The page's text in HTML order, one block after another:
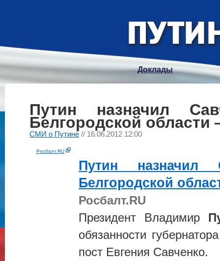
Доклады
Путин назначил
Белгородской области
СМИ о Путине // 16.06.2012 12:00
Росбалт.RU
Путин назначил
Белгородской
Росбалт.RU
Президент Владимир
обязанности
пост Евгения Савченко.